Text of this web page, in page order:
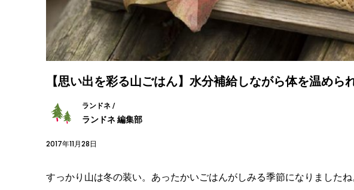
【思い出を彩る山ごはん】水分補給しながら体を温めら
ランドネ /
ランドネ 編集部
2017年11月28日
すっかり山は冬の装い。あったかいごはんがしみる季節になりました